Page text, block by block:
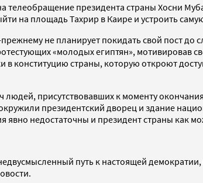
президента страны Хосни
на площадь Тахрир в Каире и устроить
не планирует покидать свой пост
«молодых египтян», мотивировав
конституцию страны, которую откроют
людей, присутствовавших к моменту
президентский дворец и здание
недостаточны и президент страны как
путь к настоящей